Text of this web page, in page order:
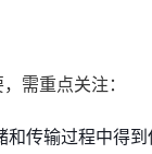
需重点关注：
传输过程中得到